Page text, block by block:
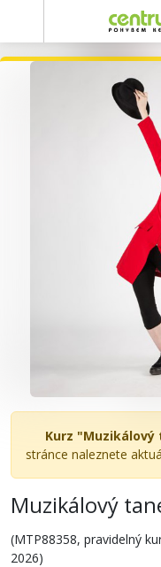
Kurz "Muzikálový
stránce naleznete
Muzikálový
(MTP88358, pravidelný
2026)